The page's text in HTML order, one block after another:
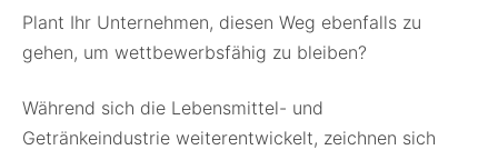
Plant Ihr Unternehmen, diesen Weg ebenfalls zu
gehen, um wettbewerbsfähig zu bleiben?
Während sich die Lebensmittel- und
Getränkeindustrie weiterentwickelt, zeichnen sich